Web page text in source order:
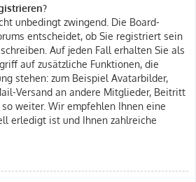
unbedingt zwingend. Die Board-
entscheidet, ob Sie registriert sein
Auf jeden Fall erhalten Sie als
auf zusätzliche Funktionen, die
stehen: zum Beispiel Avatarbilder,
Versand an andere Mitglieder, Beitritt
weiter. Wir empfehlen Ihnen eine
erledigt ist und Ihnen zahlreiche